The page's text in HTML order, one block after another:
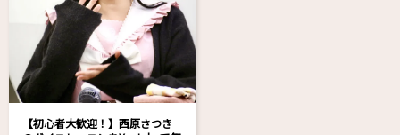
【初心者大歓迎！】西原さつき